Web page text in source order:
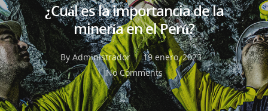
¿Cuál es la importancia de la
minería en el Perú?
By Administrador
19 enero, 2023
No Comments